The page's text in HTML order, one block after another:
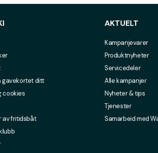
gavekortet ditt
cookies
av fritidsbåt
AKTUELT
Kampanjevarer
Produktnyheter
Servicedeler
Alle kampanjer
Nyheter & tips
Tjenester
Samarbeid med